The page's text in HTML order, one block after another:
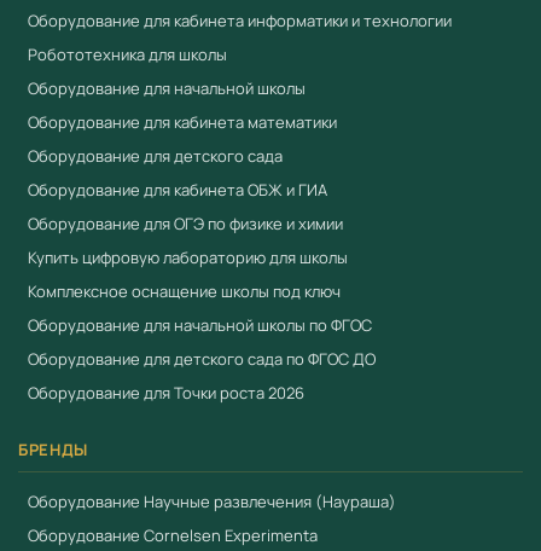
Оборудование для кабинета информатики и технологии
Робототехника для школы
Оборудование для начальной школы
Оборудование для кабинета математики
Оборудование для детского сада
Оборудование для кабинета ОБЖ и ГИА
Оборудование для ОГЭ по физике и химии
Купить цифровую лабораторию для школы
Комплексное оснащение школы под ключ
Оборудование для начальной школы по ФГОС
Оборудование для детского сада по ФГОС ДО
Оборудование для Точки роста 2026
БРЕНДЫ
Оборудование Научные развлечения (Наураша)
Оборудование Cornelsen Experimenta